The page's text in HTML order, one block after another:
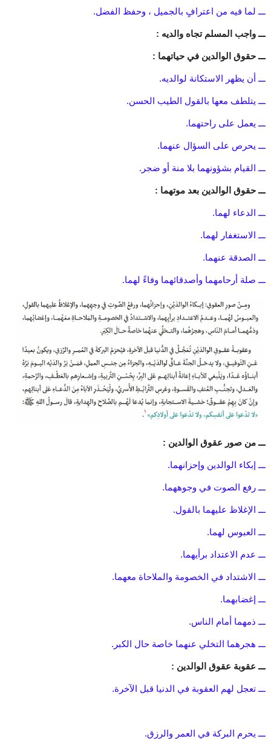
ـــ لما فيه من اعترافٍ بالجميل ، وحفظ الفضل.
ـــ واجب المسلم تجاه والديه :
ـــ حقوق الوالدين في حياتهما :
ـــ أن يظهر الاستكانة لوالديه.
ـــ يتلطف معها بالقول الطيب الحسن.
ـــ يعمل على راحتهما.
ـــ يحرص على السؤال عنهما.
ـــ القيام بشؤونهما بلا منة أو ضجر.
ـــ حقوق الوالدين بعد موتهما :
ـــ الدعاء لهما.
ـــ الاستغفار لهما.
ـــ الصدقة عنهما.
ـــ صلة أرحامهما وأصدقائهما وفاءً لهما.
ـــ من صور عقوق الوالدين :
ـــ إبكاء الوالدين وإحزانهما.
ـــ رفع الصوت في وجوههما.
ـــ الإغلاظ عليهما بالقول.
ـــ العبوس لهما.
ـــ عدم الاعتداد برأيهما.
ـــ الاشتداد في الخصومة والملاحاة معهما.
ـــ إغضابهما.
ـــ ذمهما أمام الناس.
ـــ هجرهما التخلي عنهما خاصة حال الكبر.
ـــ عقوبة عقوق الوالدين :
ـــ تعجل لهم العقوبة في الدنيا قبل الآخرة.
ـــ يحرم البركة في العمر والرزق.